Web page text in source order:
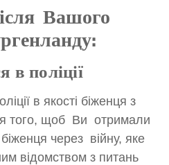
Вашого
в поліції
в якості біженця з
того, щоб Ви отримали
через війну, яке
відомством з питань